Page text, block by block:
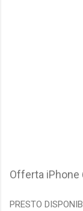
Offerta iPhone
PRESTO